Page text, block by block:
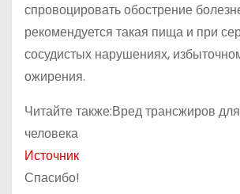
спровоцировать обострение
рекомендуется такая пища и при
сосудистых нарушениях,
ожирения.
Читайте также:Вред трансжиров
человека
Источник
Спасибо!